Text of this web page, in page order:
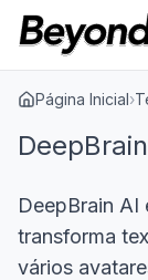
Página Inicial›
DeepBrain
transforma
vários